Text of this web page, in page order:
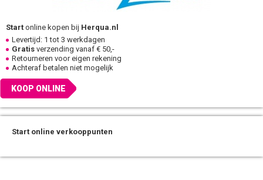
Start online kopen bij Herqua.nl
Levertijd: 1 tot 3 werkdagen
Gratis verzending vanaf € 50,-
Retourneren voor eigen rekening
Achteraf betalen niet mogelijk
KOOP ONLINE
Start online verkooppunten